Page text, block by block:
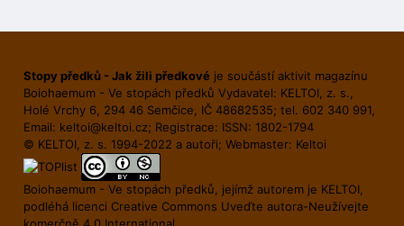
Stopy předků - Jak žili předkové je součástí aktivit magazínu
Boiohaemum - Ve stopách předků Vydavatel: KELTOI, z. s.,
Holé Vrchy 6, 294 46 Semčice, IČ 48682535; tel. 602 340 991,
Email: keltoi@keltoi.cz; Registrace: ISSN: 1802-1794
© KELTOI, z. s. 1994-2022 a autoři; Webmaster: Keltoi
Boiohaemum - Ve stopách předků, jejímž autorem je KELTOI
podléhá licenci Creative Commons Uveďte autora-Neuží­vejte